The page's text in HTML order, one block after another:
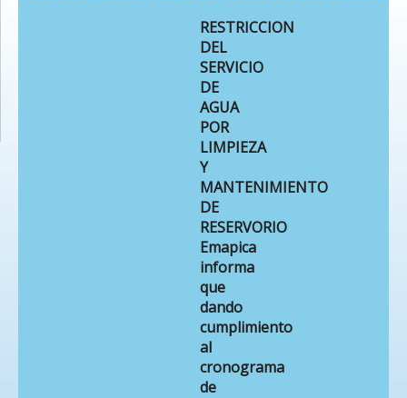
RESTRICCION
DEL
SERVICIO
DE
AGUA
POR
LIMPIEZA
Y
MANTENIMIENTO
DE
RESERVORIO
Emapica
informa
que
dando
cumplimiento
al
cronograma
de